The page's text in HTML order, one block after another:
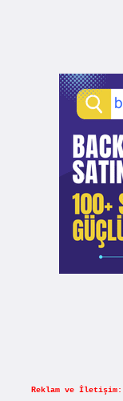
Reklam ve İletişim: